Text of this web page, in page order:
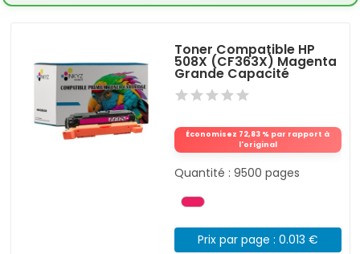
Toner Compatible HP
508X (CF363X) Magenta
Grande Capacité
Économisez 72,83 % par rapport à
l'original
Quantité : 9500 pages
Prix par page : 0.013 €